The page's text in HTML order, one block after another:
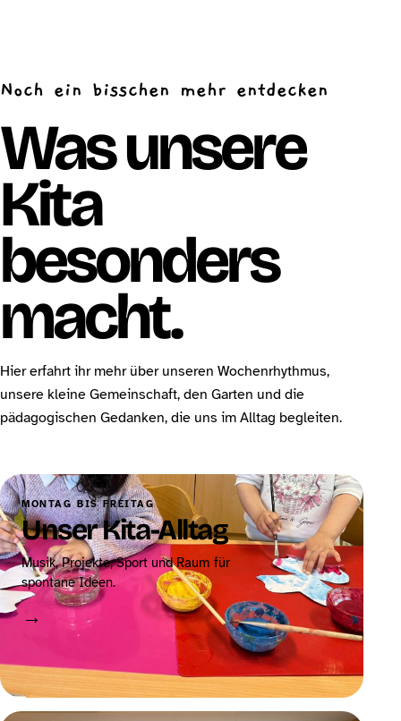
Noch ein bisschen mehr entdecken
Was unsere
Kita
besonders
macht.
Hier erfahrt ihr mehr über unseren Wochenrhythmus,
unsere kleine Gemeinschaft, den Garten und die
pädagogischen Gedanken, die uns im Alltag begleiten.
MONTAG BIS FREITAG
Unser Kita-Alltag
Musik, Projekte, Sport und Raum für
spontane Ideen.
→